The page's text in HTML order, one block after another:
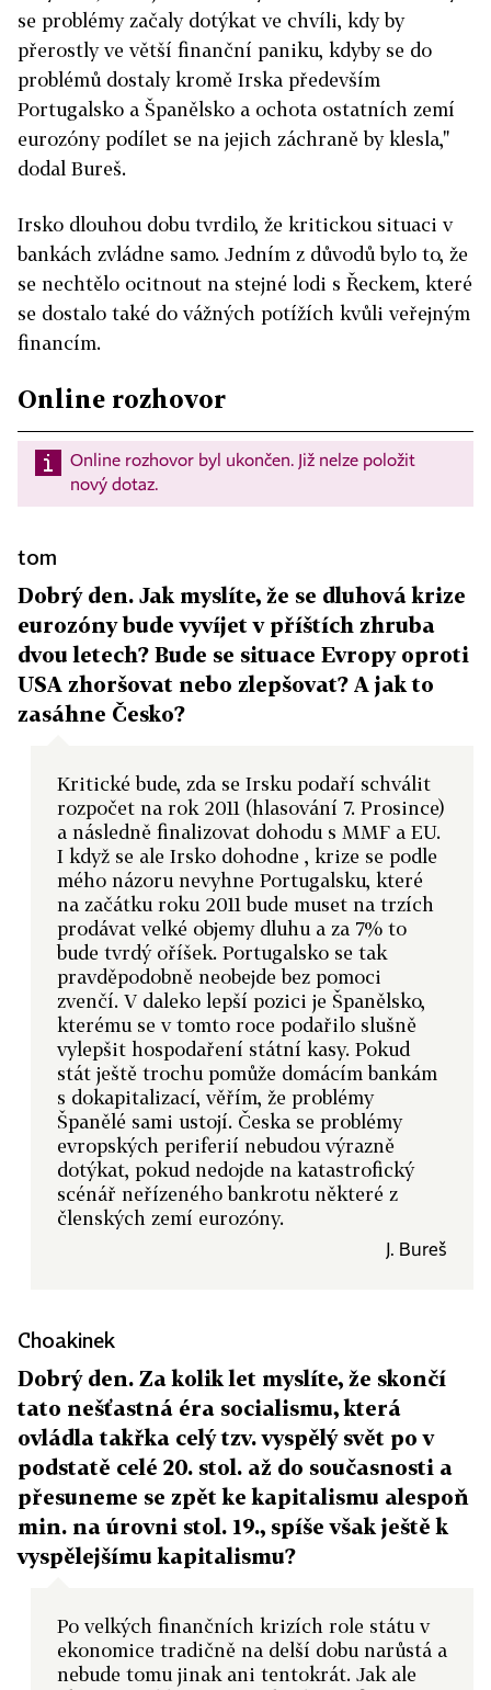
se problémy začaly dotýkat ve chvíli, kdy by
přerostly ve větší finanční paniku, kdyby se do
problémů dostaly kromě Irska především
Portugalsko a Španělsko a ochota ostatních zemí
eurozóny podílet se na jejich záchraně by klesla,"
dodal Bureš.
Irsko dlouhou dobu tvrdilo, že kritickou situaci v
bankách zvládne samo. Jedním z důvodů bylo to, že
se nechtělo ocitnout na stejné lodi s Řeckem, které
se dostalo také do vážných potížích kvůli veřejným
financím.
Online rozhovor
Online rozhovor byl ukončen. Již nelze položit
nový dotaz.
tom
Dobrý den. Jak myslíte, že se dluhová krize
eurozóny bude vyvíjet v příštích zhruba
dvou letech? Bude se situace Evropy oproti
USA zhoršovat nebo zlepšovat? A jak to
zasáhne Česko?
Kritické bude, zda se Irsku podaří schválit
rozpočet na rok 2011 (hlasování 7. Prosince)
a následně finalizovat dohodu s MMF a EU.
I když se ale Irsko dohodne , krize se podle
mého názoru nevyhne Portugalsku, které
na začátku roku 2011 bude muset na trzích
prodávat velké objemy dluhu a za 7% to
bude tvrdý oříšek. Portugalsko se tak
pravděpodobně neobejde bez pomoci
zvenčí. V daleko lepší pozici je Španělsko,
kterému se v tomto roce podařilo slušně
vylepšit hospodaření státní kasy. Pokud
stát ještě trochu pomůže domácím bankám
s dokapitalizací, věřím, že problémy
Španělé sami ustojí. Česka se problémy
evropských periferií nebudou výrazně
dotýkat, pokud nedojde na katastrofický
scénář neřízeného bankrotu některé z
členských zemí eurozóny.
J. Bureš
Choakinek
Dobrý den. Za kolik let myslíte, že skončí
tato nešťastná éra socialismu, která
ovládla takřka celý tzv. vyspělý svět po v
podstatě celé 20. stol. až do současnosti a
přesuneme se zpět ke kapitalismu alespoň
min. na úrovni stol. 19., spíše však ještě k
vyspělejšímu kapitalismu?
Po velkých finančních krizích role státu v
ekonomice tradičně na delší dobu narůstá a
nebude tomu jinak ani tentokrát. Jak ale